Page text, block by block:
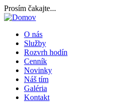
Skočiť
na
obsah
Prosím čakajte...
Main
navigation
O nás
Služby
Rozvrh hodín
Cenník
Novinky
Náš tím
Galéria
Kontakt